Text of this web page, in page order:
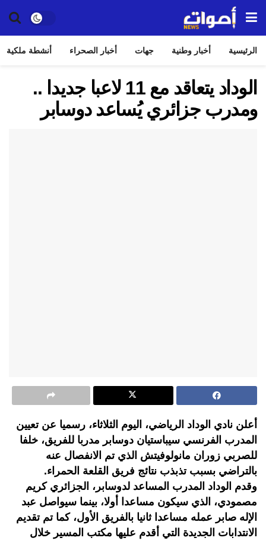
الرئيسية أخبار وطنية جهات أخبار الصحراء أنشطة ملكية
الوداد يتعاقد مع 11 لاعبا جديدا ..
ومدرب جزائري يُساعد دوسابر
أعلن نادي الوداد الرياضي، اليوم الثلاثاء، رسميا عن تعيين
المدرب الفرنسي سيباستيان دوسابر مدربا للفريق، خلفا
للصربي زوران مانولوفيتش الذي تم الانفصال عنه
بالتراضي بسبب تذبذب نتائج فريق القلعة الحمراء.
وقدم الوداد المدرب المساعد لدوسابر، الجزائري كريم
مصمودي، الذي سيكون مساعدا أولا، بينما سيواصل عبد
الإله صابر عمله مساعدا ثانيا بالفريق الأول، كما تم تقديم
الانتدابات الجديدة التي أقدم عليها مكتب المسير خلال